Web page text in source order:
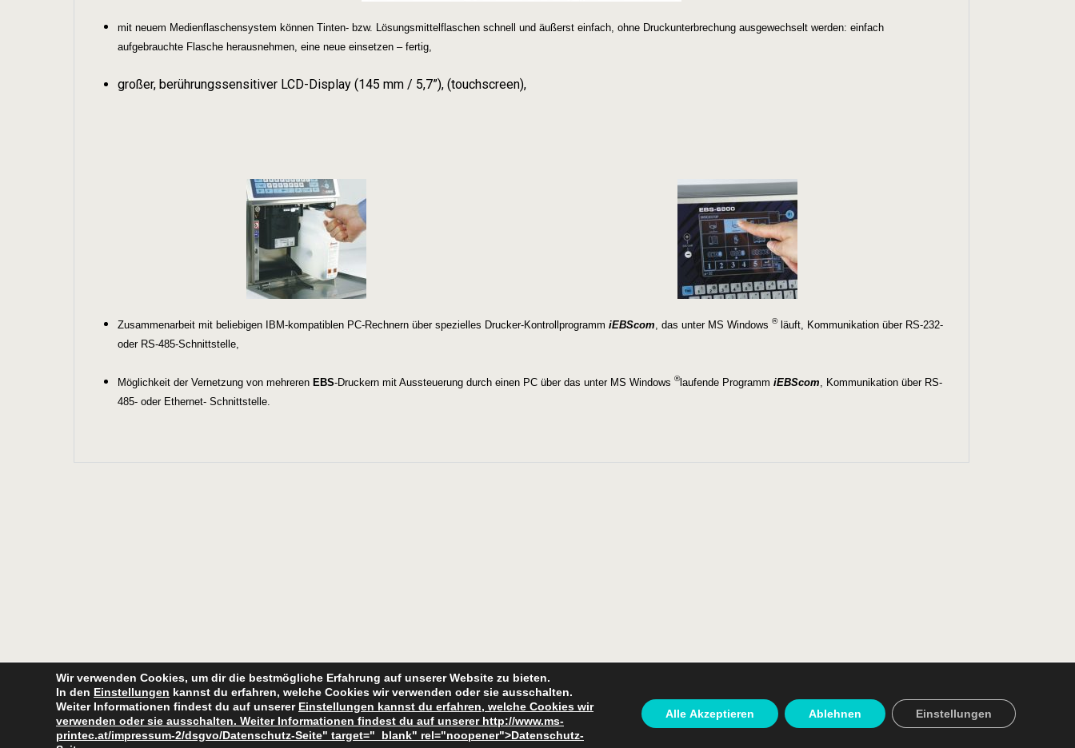
mit neuem Medienflaschensystem können Tinten- bzw. Lösungsmittelflaschen schnell und äußerst einfach, ohne Druckunterbrechung ausgewechselt werden: einfach
aufgebrauchte Flasche herausnehmen, eine neue einsetzen – fertig,
großer, berührungssensitiver LCD-Display (145 mm / 5,7”), (touchscreen),
Zusammenarbeit mit beliebigen IBM-kompatiblen PC-Rechnern über spezielles Drucker-KontrollprogrammiEBScom , das unter MS Windows ®läuft, Kommunikation über RS-232-
oder RS-485-Schnittstelle,
Möglichkeit der Vernetzung von mehreren EBS-Druckern mit Aussteuerung durch einen PC über das unter MS Windows ®laufende ProgrammiEBScom , Kommunikation über RS-
485- oder Ethernet- Schnittstelle.
Wir verwenden Cookies, um dir die bestmögliche Erfahrung auf unserer Website zu bieten.
In den Einstellungen kannst du erfahren, welche Cookies wir verwenden oder sie ausschalten.
Weiter Informationen findest du auf unserer Einstellungen kannst du erfahren, welche Cookies wir
verwenden oder sie ausschalten. Weiter Informationen findest du auf unserer http://www.ms-
printec.at/impressum-2/dsgvo/Datenschutz-Seite" target="_blank" rel="noopener">Datenschutz-
Alle Akzeptieren Ablehnen Einstellungen